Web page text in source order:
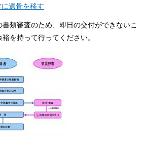
遺骨を移す
類審査のため、即日の交付ができないこ
を持って行ってください。